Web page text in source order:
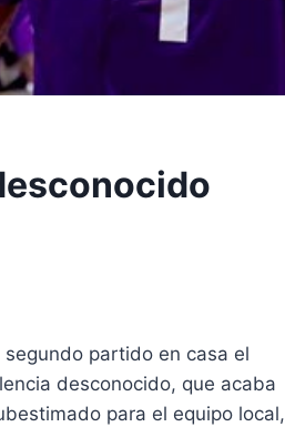
partido en casa el
desconocido, que acaba
para el equipo local,